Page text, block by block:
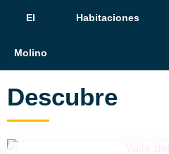
El
Molino
Habitaciones
Descubre